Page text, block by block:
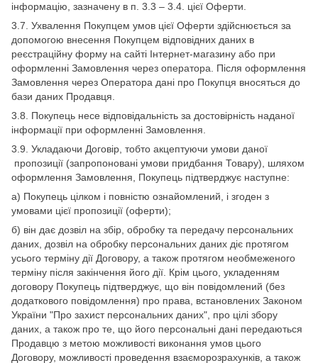
інформацію, зазначену в п. 3.3 – 3.4. цієї Оферти.
3.7. Ухвалення Покупцем умов цієї Оферти здійснюється за
допомогою внесення Покупцем відповідних даних в
реєстраційну форму на сайті Інтернет-магазину або при
оформленні Замовлення через оператора. Після оформлення
Замовлення через Оператора дані про Покупця вносяться до
бази даних Продавця.
3.8. Покупець несе відповідальність за достовірність наданої
інформації при оформленні Замовлення.
3.9. Укладаючи Договір, тобто акцептуючи умови даної
пропозиції (запропоновані умови придбання Товару), шляхом
оформлення Замовлення, Покупець підтверджує наступне:
а) Покупець цілком і повністю ознайомлений, і згоден з
умовами цієї пропозиції (оферти);
б) він дає дозвіл на збір, обробку та передачу персональних
даних, дозвіл на обробку персональних даних діє протягом
усього терміну дії Договору, а також протягом необмеженого
терміну після закінчення його дії. Крім цього, укладенням
договору Покупець підтверджує, що він повідомлений (без
додаткового повідомлення) про права, встановлених Законом
України "Про захист персональних даних", про цілі збору
даних, а також про те, що його персональні дані передаються
Продавцю з метою можливості виконання умов цього
Договору, можливості проведення взаєморозрахунків, а також